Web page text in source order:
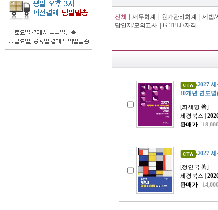
전체 재무회계 원가관리회계
세법/
답안지/모의고사
G-TELP/자격
2027
10개년 연도별
[최재형 著]
세경북스 |
판매가 :
2027
[정인국 著]
세경북스 |
판매가 :